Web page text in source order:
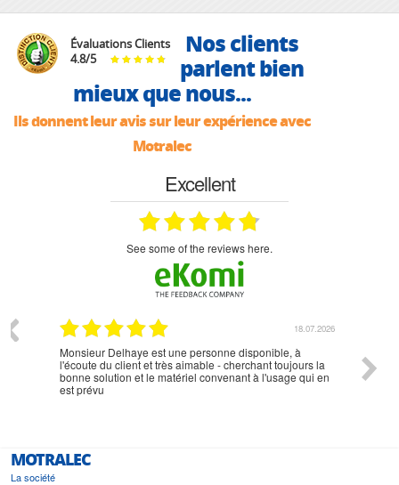
Évaluations Clients
4.8/5
Nos clients
parlent bien
mieux que nous...
Ils donnent leur avis sur leur expérience avec
Motralec
Excellent
see some of the reviews here.
18.07.2026
Monsieur Delhaye est une personne disponible, à
l'écoute du client et très aimable - cherchant toujours la
bonne solution et le matériel convenant à l'usage qui en
est prévu
MOTRALEC
La société